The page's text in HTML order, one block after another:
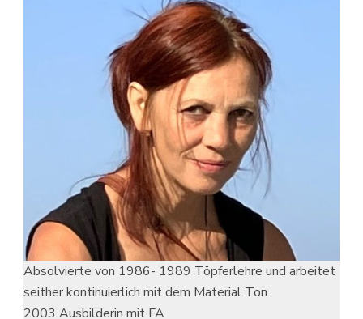
Absolvierte von 1986- 1989 Töpferlehre und arbeitet
seither kontinuierlich mit dem Material Ton.
2003 Ausbilderin mit FA